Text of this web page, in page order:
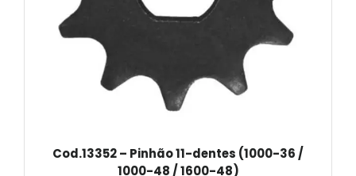
Cod.13352 – Pinhão 11-dentes (1000-36 /
1000-48 / 1600-48)